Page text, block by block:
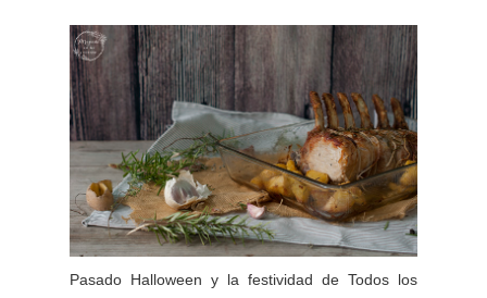
Pasado Halloween y la festividad de Todos los